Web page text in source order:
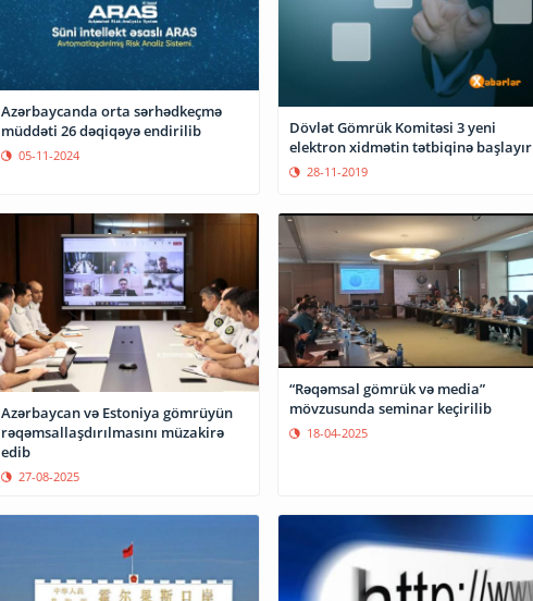
Azərbaycanda orta sərhədkeçmə
müddəti 26 dəqiqəyə endirilib
05-11-2024
Dövlət Gömrük Komitəsi 3 yeni
elektron xidmətin tətbiqinə başlayır
28-11-2019
Azərbaycan və Estoniya gömrüyün
rəqəmsallaşdırılmasını müzakirə
edib
27-08-2025
“Rəqəmsal gömrük və media”
mövzusunda seminar keçirilib
18-04-2025